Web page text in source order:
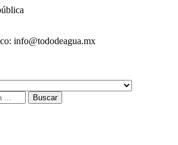
info@tododeagua.mx
Buscar